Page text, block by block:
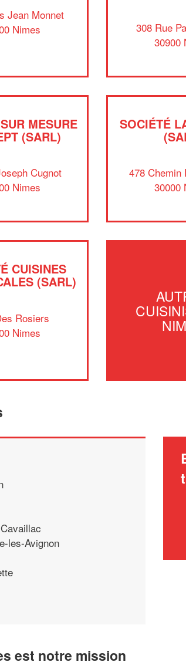
Jean Monnet
Nimes
308 Rue
30900
MESURE
(SARL)
Cugnot
Nimes
SOCIÉTÉ
478 Chemin
30000
CUISINES
(SARL)
Rosiers
Nimes
les-Avignon
est notre mission